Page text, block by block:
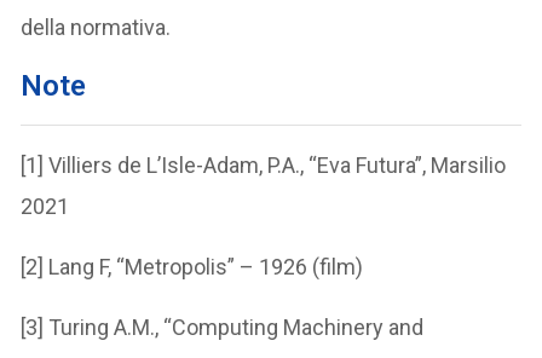
della normativa.
Note
[1] Villiers de L’Isle-Adam, P.A., “Eva Futura”, Marsilio
2021
[2] Lang F, “Metropolis” – 1926 (film)
[3] Turing A.M., “Computing Machinery and